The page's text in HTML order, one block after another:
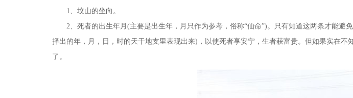
1、坟山的坐向。
2、死者的出生年月(主要是出生年，月只作为参考，俗称“仙命”)。只有知道这两条才能避
择出的年，月，日，时的天干地支里表现出来)，以使死者享安宁，生者获富贵。但如果实在
了。